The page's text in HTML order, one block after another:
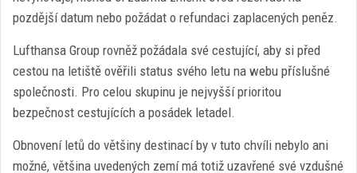
pozdější datum nebo požádat o refundaci zaplacených peněz.
Lufthansa Group rovněž požádala své cestující, aby si před
cestou na letiště ověřili status svého letu na webu příslušné
společnosti. Pro celou skupinu je nejvyšší prioritou
bezpečnost cestujících a posádek letadel.
Obnovení letů do většiny destinací by v tuto chvíli nebylo ani
možné, většina uvedených zemí má totiž uzavřené své vzdušné